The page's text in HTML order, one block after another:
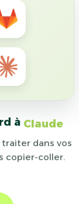
à Claude
dans vos
copier-coller.